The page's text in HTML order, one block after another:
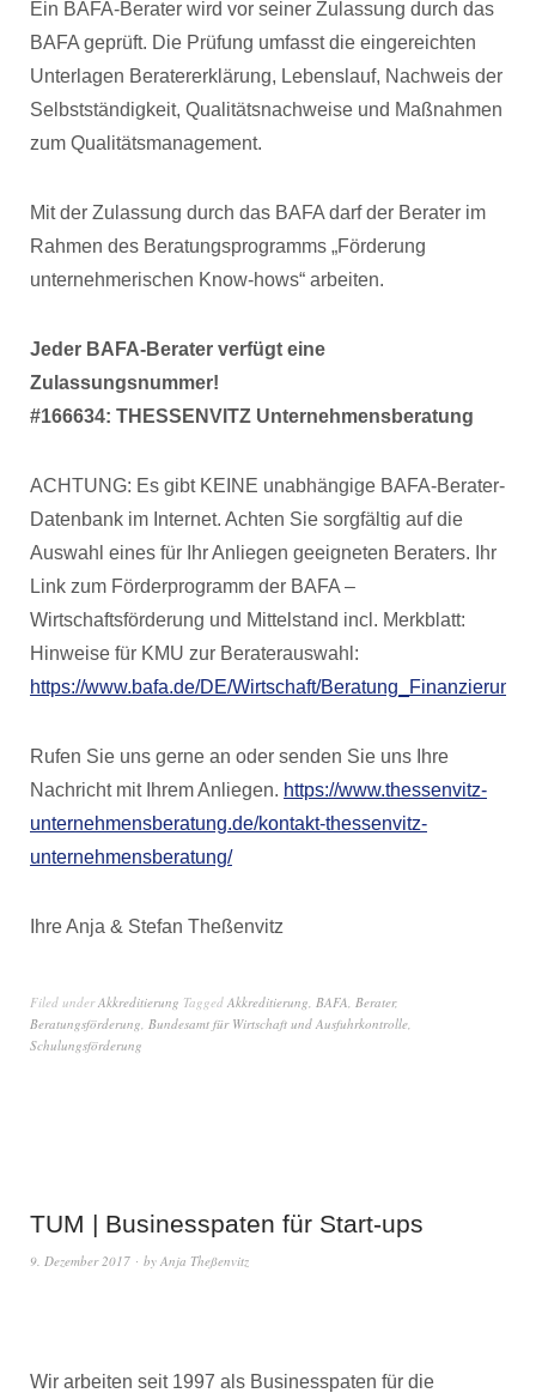
Ein BAFA-Berater wird vor seiner Zulassung durch das
BAFA geprüft. Die Prüfung umfasst die eingereichten
Unterlagen Beratererklärung, Lebenslauf, Nachweis der
Selbstständigkeit, Qualitätsnachweise und Maßnahmen
zum Qualitätsmanagement.
Mit der Zulassung durch das BAFA darf der Berater im
Rahmen des Beratungsprogramms „Förderung
unternehmerischen Know-hows“ arbeiten.
Jeder BAFA-Berater verfügt eine
Zulassungsnummer!
#166634: THESSENVITZ Unternehmensberatung
ACHTUNG: Es gibt KEINE unabhängige BAFA-Berater-
Datenbank im Internet. Achten Sie sorgfältig auf die
Auswahl eines für Ihr Anliegen geeigneten Beraters. Ihr
Link zum Förderprogramm der BAFA –
Wirtschaftsförderung und Mittelstand incl. Merkblatt:
Hinweise für KMU zur Beraterauswahl:
https://www.bafa.de/DE/Wirtschaft/
Rufen Sie uns gerne an oder senden Sie uns Ihre
Nachricht mit Ihrem Anliegen. https://www.thessenvitz-
unternehmensberatung.de/kontakt-thessenvitz-
unternehmensberatung/
Ihre Anja & Stefan Theßenvitz
Filed underAkkreditierung Tagged Akkreditierung, BAFA, Berater,
Beratungsförderung, Bundesamt für Wirtschaft und Ausfuhrkontrolle,
Schulungsförderung
TUM | Businesspaten für Start-ups
9. Dezember 2017 by Anja Theßenvitz
Wir arbeiten seit 1997 als Businesspaten für die